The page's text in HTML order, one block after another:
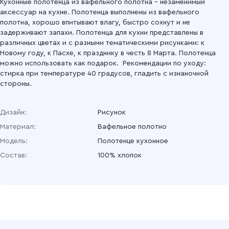
Кухонные полотенца из вафельного полотна – незаменимый
аксессуар на кухне. Полотенца выполнены из вафельного
полотна, хорошо впитывают влагу, быстро сохнут и не
задерживают запахи. Полотенца для кухни представлены в
различных цветах и с разными тематическими рисунками: к
Новому году, к Пасхе, к празднику в честь 8 Марта. Полотенца
можно использовать как подарок. Рекомендации по уходу:
стирка при температуре 40 градусов, гладить с изнаночной
стороны.
Дизайн:
Рисунок
Материал:
Вафельное полотно
Модель:
Полотенце кухонное
Состав:
100% хлопок